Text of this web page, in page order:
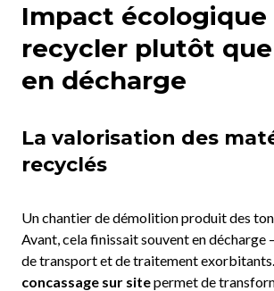
Impact écologique
recycler plutôt
en décharge
La valorisation des
recyclés
Un chantier de démolition produit des
Avant, cela finissait souvent en décharge
de transport et de traitement exorbitants.
concassage sur sitepermet de